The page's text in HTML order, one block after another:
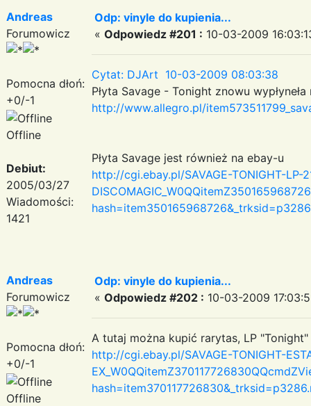
Andreas
Forumowicz
Pomocna dłoń:
+0/-1
Offline
Debiut:
2005/03/27
Wiadomości:
1421
Odp: vinyle do kupienia...
« Odpowiedz #201 : 10-03-2009
Cytat: DJArt 10-03-2009 08:03:38
Płyta Savage - Tonight znowu
http://www.allegro.pl/
Płyta Savage jest również na ebay-u
http://cgi.ebay.pl/SAVAGE-TONIGHT-LP-
Andreas
Forumowicz
Pomocna dłoń:
+0/-1
Offline
Odp: vinyle do kupienia...
« Odpowiedz #202 : 10-03-2009
A tutaj można kupić rarytas, LP
http://cgi.ebay.pl/SAVAGE-TONIGHT-